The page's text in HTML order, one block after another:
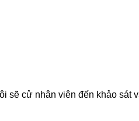
sẽ cử nhân viên đến khảo sát